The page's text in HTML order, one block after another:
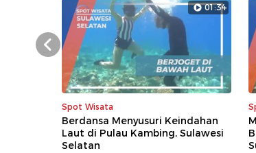
01:34
Spot Wisata
Berdansa Menyusuri Keindahan
Laut di Pulau Kambing, Sulawesi
Selatan
Prev